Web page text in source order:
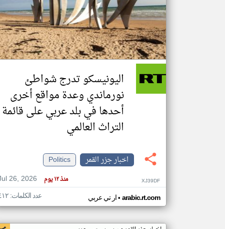
اليونيسكو تدرج شواطئ
نورماندي وعدة مواقع أخرى
أحدها في بلد عربي على قائمة
التراث العالمي
اخبار جزر القمر
Politics
26, 2026
منذ ١٢ يوم XJ39DF
ار تي عربي• arabic.rt.com عدد الكلمات: ٤١٢